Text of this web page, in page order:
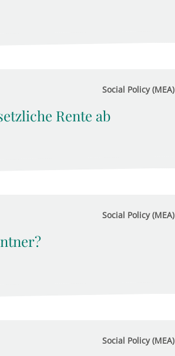
Social Policy (MEA)
Rente ab
Social Policy (MEA)
Social Policy (MEA)